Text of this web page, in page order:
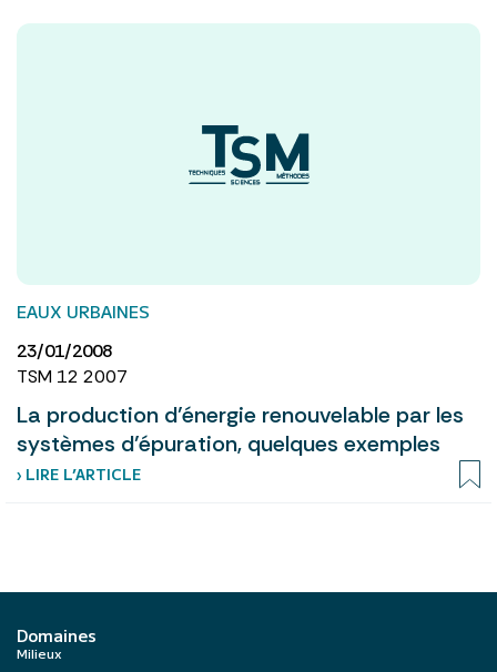
EAUX URBAINES
23/01/2008
TSM 12 2007
La production d’énergie renouvelable par les
systèmes d’épuration, quelques exemples
› LIRE L’ARTICLE
Domaines
Milieux